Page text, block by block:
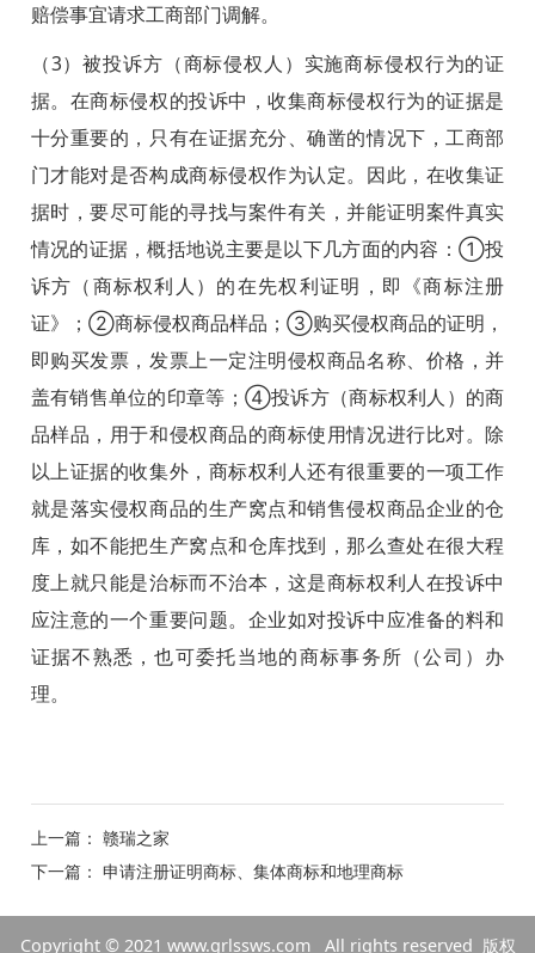
赔偿事宜请求工商部门调解。
（3）被投诉方（商标侵权人）实施商标侵权行为的证
据。在商标侵权的投诉中，收集商标侵权行为的证据是
十分重要的，只有在证据充分、确凿的情况下，工商部
门才能对是否构成商标侵权作为认定。因此，在收集证
据时，要尽可能的寻找与案件有关，并能证明案件真实
情况的证据，概括地说主要是以下几方面的内容：①投
诉方（商标权利人）的在先权利证明，即《商标注册
证》；②商标侵权商品样品；③购买侵权商品的证明，
即购买发票，发票上一定注明侵权商品名称、价格，并
盖有销售单位的印章等；④投诉方（商标权利人）的商
品样品，用于和侵权商品的商标使用情况进行比对。除
以上证据的收集外，商标权利人还有很重要的一项工作
就是落实侵权商品的生产窝点和销售侵权商品企业的仓
库，如不能把生产窝点和仓库找到，那么查处在很大程
度上就只能是治标而不治本，这是商标权利人在投诉中
应注意的一个重要问题。企业如对投诉中应准备的料和
证据不熟悉，也可委托当地的商标事务所（公司）办
理。
上一篇： 赣瑞之家
下一篇： 申请注册证明商标、集体商标和地理商标
Copyright © 2021 www.grlssws.comAll rights reserved 版权